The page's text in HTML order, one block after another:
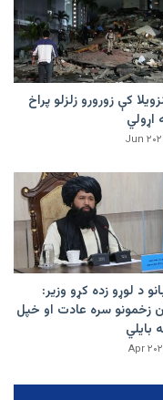
کې زورورو زلزلو پراخ
اړولي
د لوړو زده کړو وزیر:
زخمونو سره عادت او خپل
بایلي